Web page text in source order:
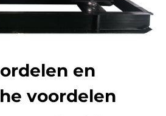
en
voordelen